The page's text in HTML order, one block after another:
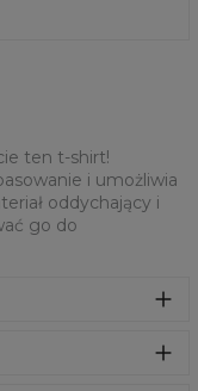
ten t-shirt!
i umożliwia
oddychający i
go do
i